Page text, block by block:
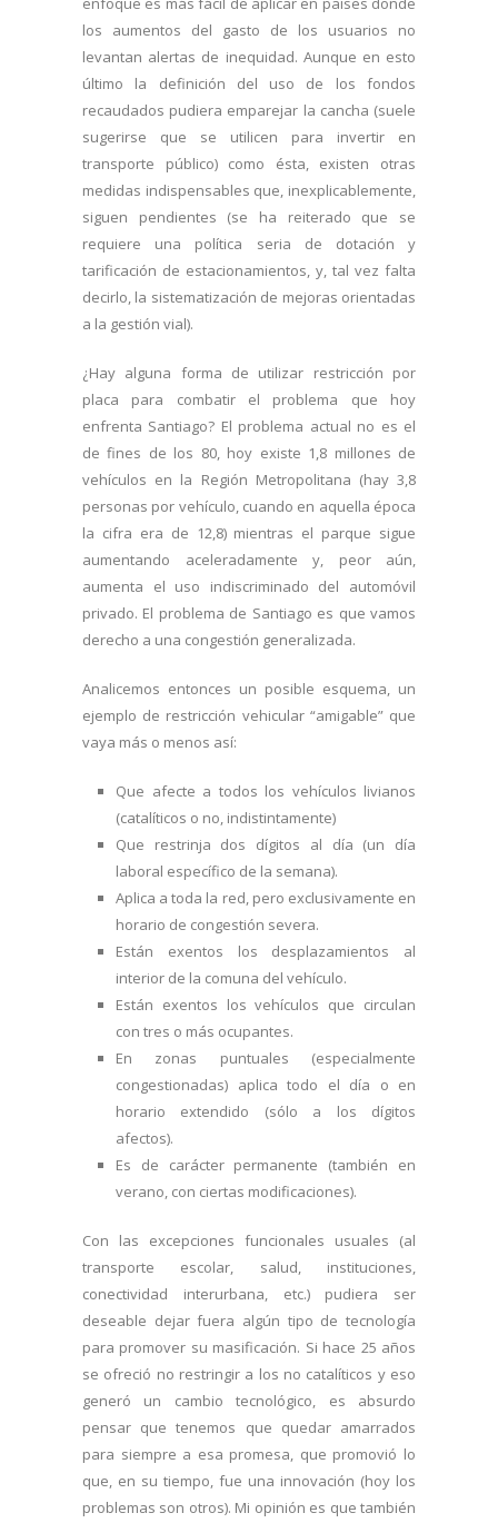
los aumentos del gasto de los usuarios no
levantan alertas de inequidad. Aunque en esto
último la definición del uso de los fondos
recaudados pudiera emparejar la cancha (suele
sugerirse que se utilicen para invertir en
transporte público) como ésta, existen otras
medidas indispensables que, inexplicablemente,
siguen pendientes (se ha reiterado que se
requiere una política seria de dotación y
tarificación de estacionamientos, y, tal vez falta
decirlo, la sistematización de mejoras orientadas
a la gestión vial).
¿Hay alguna forma de utilizar restricción por
placa para combatir el problema que hoy
enfrenta Santiago? El problema actual no es el
de fines de los 80, hoy existe 1,8 millones de
vehículos en la Región Metropolitana (hay 3,8
personas por vehículo, cuando en aquella época
la cifra era de 12,8) mientras el parque sigue
aumentando aceleradamente y, peor aún,
aumenta el uso indiscriminado del automóvil
privado. El problema de Santiago es que vamos
derecho a una congestión generalizada.
Analicemos entonces un posible esquema, un
ejemplo de restricción vehicular “amigable” que
vaya más o menos así:
Que afecte a todos los vehículos livianos
(catalíticos o no, indistintamente)
Que restrinja dos dígitos al día (un día
laboral específico de la semana).
Aplica a toda la red, pero exclusivamente en
horario de congestión severa.
Están exentos los desplazamientos al
interior de la comuna del vehículo.
Están exentos los vehículos que circulan
con tres o más ocupantes.
En zonas puntuales (especialmente
congestionadas) aplica todo el día o en
horario extendido (sólo a los dígitos
afectos).
Es de carácter permanente (también en
verano, con ciertas modificaciones).
Con las excepciones funcionales usuales (al
transporte escolar, salud, instituciones,
conectividad interurbana, etc.) pudiera ser
deseable dejar fuera algún tipo de tecnología
para promover su masificación. Si hace 25 años
se ofreció no restringir a los no catalíticos y eso
generó un cambio tecnológico, es absurdo
pensar que tenemos que quedar amarrados
para siempre a esa promesa, que promovió lo
que, en su tiempo, fue una innovación (hoy los
problemas son otros). Mi opinión es que también